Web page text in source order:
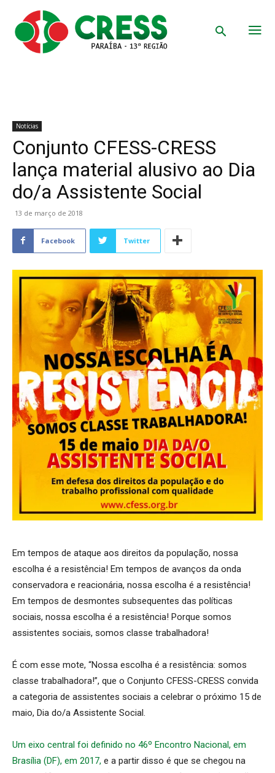
Notícias
Conjunto CFESS-CRESS
lança material alusivo ao Dia
do/a Assistente Social
13 de março de 2018
Facebook Twitter
Em tempos de ataque aos direitos da população, nossa
escolha é a resistência! Em tempos de avanços da onda
conservadora e reacionária, nossa escolha é a resistência!
Em tempos de desmontes subsequentes das políticas
sociais, nossa escolha é a resistência! Porque somos
assistentes sociais, somos classe trabalhadora!
É com esse mote, “Nossa escolha é a resistência: somos
classe trabalhadora!”, que o Conjunto CFESS-CRESS convida
a categoria de assistentes sociais a celebrar o próximo 15 de
maio, Dia do/a Assistente Social.
Um eixo central foi definido no 46º Encontro Nacional, em
Brasília (DF), em 2017, e a partir disso é que se chegou na